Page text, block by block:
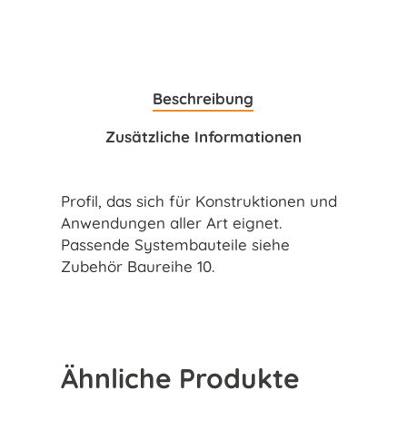
Beschreibung
Zusätzliche Informationen
Profil, das sich für Konstruktionen und
Anwendungen aller Art eignet.
Passende Systembauteile siehe
Zubehör Baureihe 10.
Ähnliche Produkte